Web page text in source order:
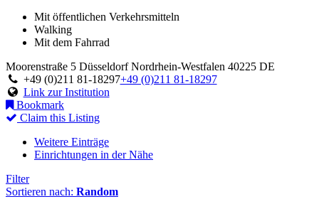
Mit öffentlichen Verkehrsmitteln
Walking
Mit dem Fahrrad
Moorenstraße 5 Düsseldorf Nordrhein-Westfalen 40225 DE
+49 (0)211 81-18297+49 (0)211 81-18297
Link zur Institution
Bookmark
Claim this Listing
Weitere Einträge
Einrichtungen in der Nähe
Filter
Sortieren nach: Random